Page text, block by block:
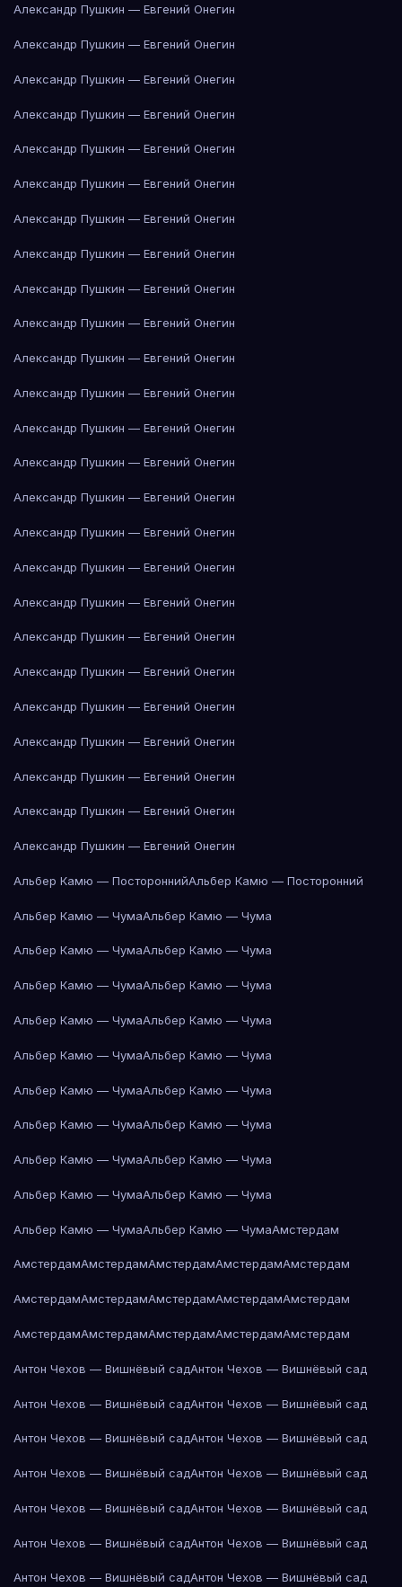
Александр Пушкин — Евгений Онегин
Александр Пушкин — Евгений Онегин
Александр Пушкин — Евгений Онегин
Александр Пушкин — Евгений Онегин
Александр Пушкин — Евгений Онегин
Александр Пушкин — Евгений Онегин
Александр Пушкин — Евгений Онегин
Александр Пушкин — Евгений Онегин
Александр Пушкин — Евгений Онегин
Александр Пушкин — Евгений Онегин
Александр Пушкин — Евгений Онегин
Александр Пушкин — Евгений Онегин
Александр Пушкин — Евгений Онегин
Александр Пушкин — Евгений Онегин
Александр Пушкин — Евгений Онегин
Александр Пушкин — Евгений Онегин
Александр Пушкин — Евгений Онегин
Александр Пушкин — Евгений Онегин
Александр Пушкин — Евгений Онегин
Александр Пушкин — Евгений Онегин
Александр Пушкин — Евгений Онегин
Александр Пушкин — Евгений Онегин
Александр Пушкин — Евгений Онегин
Александр Пушкин — Евгений Онегин
Александр Пушкин — Евгений Онегин
Альбер Камю — ПостороннийАльбер Камю — Посторонний
Альбер Камю — ЧумаАльбер Камю — Чума
Альбер Камю — ЧумаАльбер Камю — Чума
Альбер Камю — ЧумаАльбер Камю — Чума
Альбер Камю — ЧумаАльбер Камю — Чума
Альбер Камю — ЧумаАльбер Камю — Чума
Альбер Камю — ЧумаАльбер Камю — Чума
Альбер Камю — ЧумаАльбер Камю — Чума
Альбер Камю — ЧумаАльбер Камю — Чума
Альбер Камю — ЧумаАльбер Камю — Чума
Альбер Камю — ЧумаАльбер Камю — ЧумаАмстердам
АмстердамАмстердамАмстердамАмстердамАмстердам
АмстердамАмстердамАмстердамАмстердамАмстердам
АмстердамАмстердамАмстердамАмстердамАмстердам
Антон Чехов — Вишнёвый садАнтон Чехов — Вишнёвый сад
Антон Чехов — Вишнёвый садАнтон Чехов — Вишнёвый сад
Антон Чехов — Вишнёвый садАнтон Чехов — Вишнёвый сад
Антон Чехов — Вишнёвый садАнтон Чехов — Вишнёвый сад
Антон Чехов — Вишнёвый садАнтон Чехов — Вишнёвый сад
Антон Чехов — Вишнёвый садАнтон Чехов — Вишнёвый сад
Антон Чехов — Вишнёвый садАнтон Чехов — Вишнёвый сад